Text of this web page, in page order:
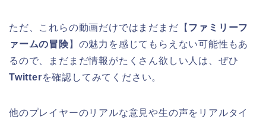
ただ、これらの動画だけではまだまだ【 ファミリーフ
ァームの冒険】の魅力を感じてもらえない可能性もあ
るので、まだまだ情報がたくさん欲しい人は、ぜひ
Twitterを確認してみてください。
他のプレイヤーのリアルな意見や生の声をリアルタイ